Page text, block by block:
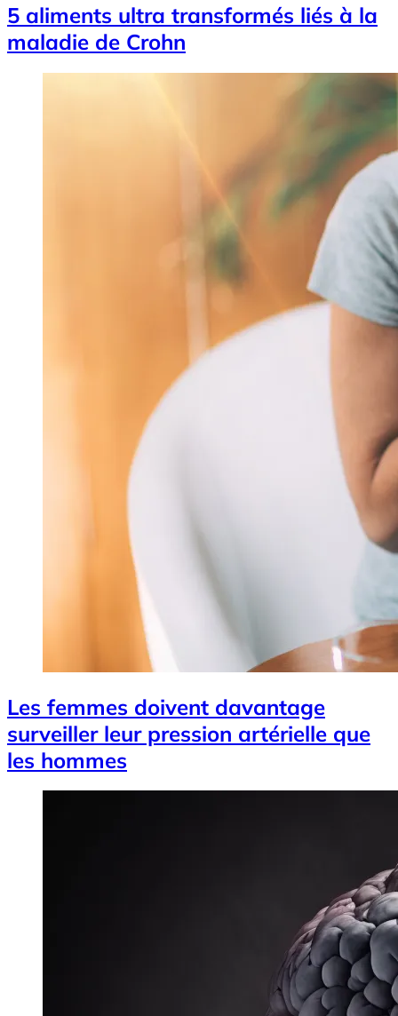
5 aliments ultra transformés liés à la
maladie de Crohn
Les femmes doivent davantage
surveiller leur pression artérielle que
les hommes